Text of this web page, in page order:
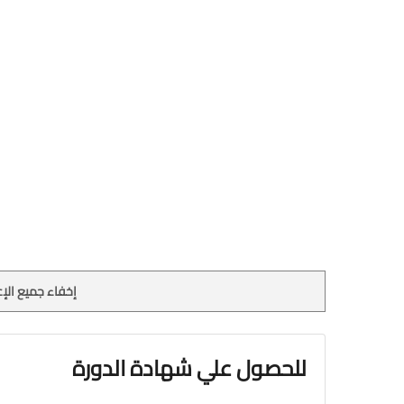
إخفاء جميع
للحصول علي شهادة الدورة